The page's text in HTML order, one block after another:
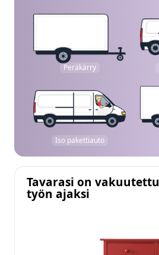
Peräkärry
Iso pakettiauto
Tavarasi on vakuutettu
työn ajaksi